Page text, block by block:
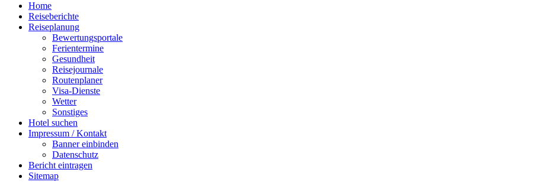
Home
Reiseberichte
Reiseplanung
Bewertungsportale
Ferientermine
Gesundheit
Reisejournale
Routenplaner
Visa-Dienste
Wetter
Sonstiges
Hotel suchen
Impressum / Kontakt
Banner einbinden
Datenschutz
Bericht eintragen
Sitemap